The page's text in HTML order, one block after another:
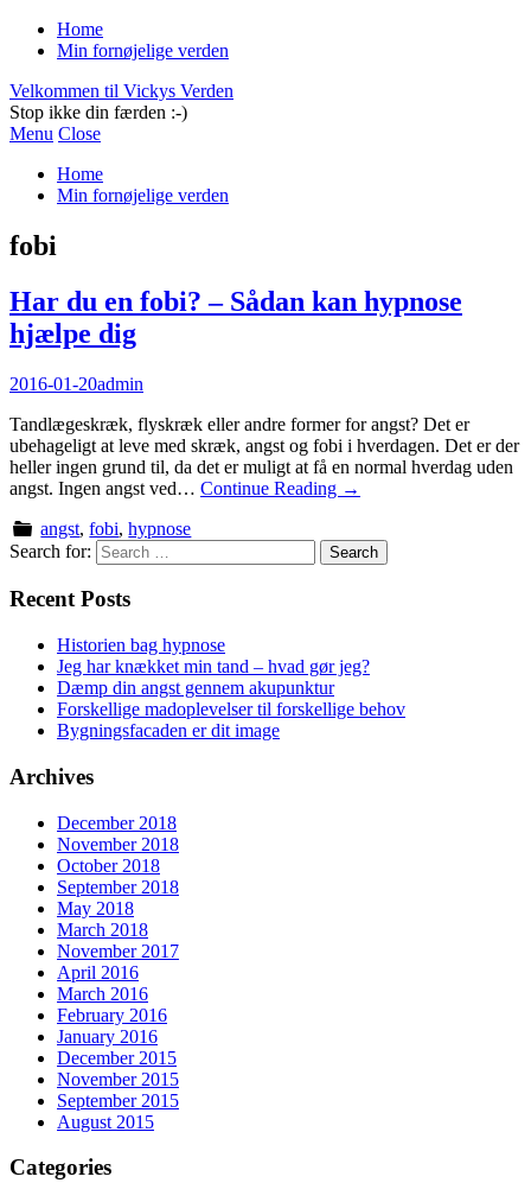
Home
Min fornøjelige verden
Velkommen til Vickys Verden
Stop ikke din færden :-)
Menu Close
Home
Min fornøjelige verden
fobi
Har du en fobi? – Sådan kan hypnose
hjælpe dig
2016-01-20admin
Tandlægeskræk, flyskræk eller andre former for angst? Det er
ubehageligt at leve med skræk, angst og fobi i hverdagen. Det er der
heller ingen grund til, da det er muligt at få en normal hverdag uden
angst. Ingen angst ved… Continue Reading →
angst,fobi,hypnose
Search for:
Recent Posts
Historien bag hypnose
Jeg har knækket min tand – hvad gør jeg?
Dæmp din angst gennem akupunktur
Forskellige madoplevelser til forskellige behov
Bygningsfacaden er dit image
Archives
December 2018
November 2018
October 2018
September 2018
May 2018
March 2018
November 2017
April 2016
March 2016
February 2016
January 2016
December 2015
November 2015
September 2015
August 2015
Categories